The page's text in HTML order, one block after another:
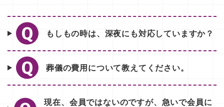
もしもの時は、深夜にも対応していますか？
葬儀の費用について教えてください。
現在、会員ではないのですが、急いで会員に